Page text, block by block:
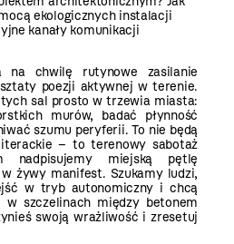
ekologicznych instalacji
kanały komunikacji
na chwilę rutynowe zasilanie
poezji aktywnej w terenie.
sal prosto w trzewia miasta:
murów, badać płynność
szumu peryferii. To nie będą
– to terenowy sabotaż
nadpisujemy miejską pętlę
żywy manifest. Szukamy ludzi,
w tryb autonomiczny i chcą
szczelinach między betonem
swoją wrażliwość i zresetuj